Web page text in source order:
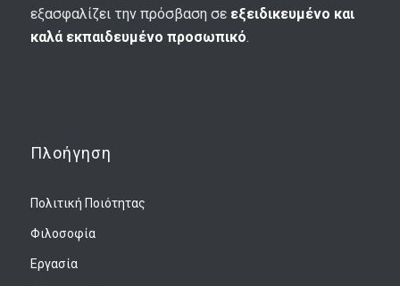
εξασφαλίζει την πρόσβαση σε εξειδικευμένο και
καλά εκπαιδευμένο προσωπικό.
Πλοήγηση
Πολιτική Ποιότητας
Φιλοσοφία
Εργασία